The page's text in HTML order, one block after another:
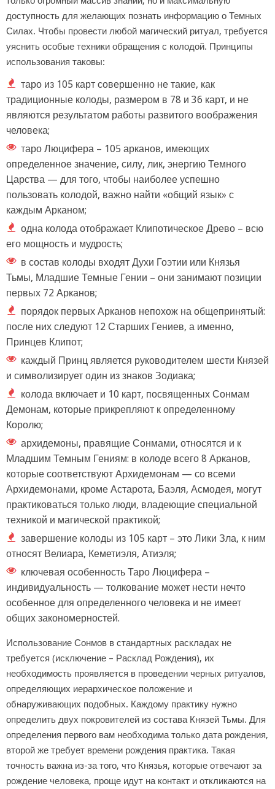
доступность для желающих познать информацию о Темных
Силах. Чтобы провести любой магический ритуал, требуется
уяснить особые техники обращения с колодой. Принципы
использования таковы:
таро из 105 карт совершенно не такие, как
традиционные колоды, размером в 78 и 36 карт, и не
являются результатом работы развитого воображения
человека;
таро Люцифера – 105 арканов, имеющих
определенное значение, силу, лик, энергию Темного
Царства — для того, чтобы наиболее успешно
пользовать колодой, важно найти «общий язык» с
каждым Арканом;
одна колода отображает Клипотическое Древо – всю
его мощность и мудрость;
в состав колоды входят Духи Гоэтии или Князья
Тьмы, Младшие Темные Гении – они занимают позиции
первых 72 Арканов;
порядок первых Арканов непохож на общепринятый:
после них следуют 12 Старших Гениев, а именно,
Принцев Клипот;
каждый Принц является руководителем шести Князей
и символизирует один из знаков Зодиака;
колода включает и 10 карт, посвященных Сонмам
Демонам, которые прикрепляют к определенному
Королю;
архидемоны, правящие Сонмами, относятся и к
Младшим Темным Гениям: в колоде всего 8 Арканов,
которые соответствуют Архидемонам — со всеми
Архидемонами, кроме Астарота, Баэля, Асмодея, могут
практиковаться только люди, владеющие специальной
техникой и магической практикой;
завершение колоды из 105 карт – это Лики Зла, к ним
относят Велиара, Кеметиэля, Атиэля;
ключевая особенность Таро Люцифера –
индивидуальность — толкование может нести нечто
особенное для определенного человека и не имеет
общих закономерностей.
Использование Сонмов в стандартных раскладах не
требуется (исключение – Расклад Рождения), их
необходимость проявляется в проведении черных ритуалов,
определяющих иерархическое положение и
обнаруживающих подобных. Каждому практику нужно
определить двух покровителей из состава Князей Тьмы. Для
определения первого вам необходима только дата рождения,
второй же требует времени рождения практика. Такая
точность важна из-за того, что Князья, которые отвечают за
рождение человека, проще идут на контакт и откликаются на